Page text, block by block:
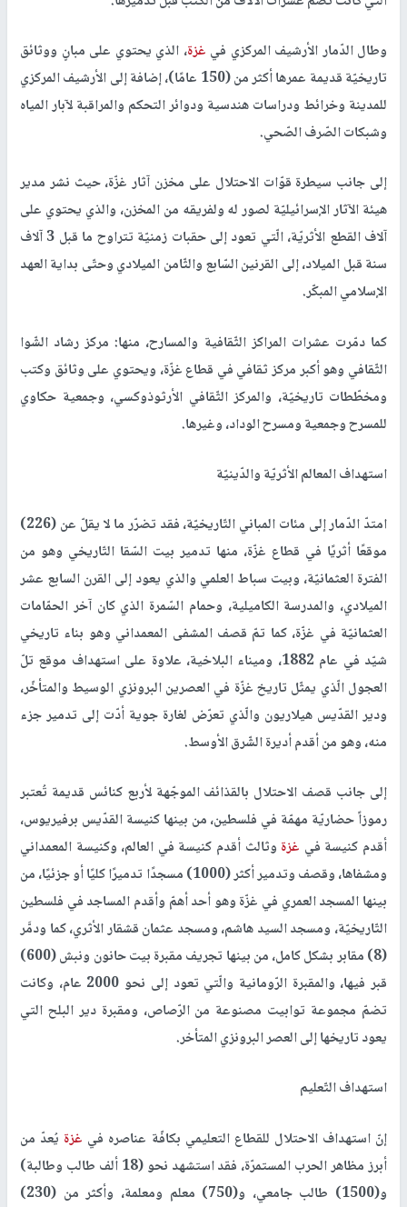
وطال الدّمار الأرشيف المركزي في غزة، الذي يحتوي على مبانٍ ووثائق
تاريخيّة قديمة عمرها أكثر من (150 عامًا)، إضافة إلى الأرشيف المركزي
للمدينة وخرائط ودراسات هندسية ودوائر التحكم والمراقبة لآبار المياه
وشبكات الصّرف الصّحي.
إلى جانب سيطرة قوّات الاحتلال على مخزن آثار غزّة، حيث نشر مدير
هيئة الآثار الإسرائيليّة لصور له ولفريقه من المخزن، والذي يحتوي على
آلاف القطع الأثريّة، الّتي تعود إلى حقبات زمنيّة تتراوح ما قبل 3 آلاف
سنة قبل الميلاد، إلى القرنين السّابع والثّامن الميلادي وحتّى بداية العهد
الإسلامي المبكّر.
كما دمّرت عشرات المراكز الثّقافية والمسارح، منها: مركز رشاد الشّوا
الثّقافي وهو أكبر مركز ثقافي في قطاع غزّة، ويحتوي على وثائق وكتب
ومخطّطات تاريخيّة، والمركز الثّقافي الأرثوذوكسي، وجمعية حكاوي
للمسرح وجمعية ومسرح الوداد، وغيرها.
استهداف المعالم الأثريّة والدّينيّة
امتدّ الدّمار إلى مئات المباني التّاريخيّة، فقد تضرّر ما لا يقلّ عن (226)
موقعًا أثريًا في قطاع غزّة، منها تدمير بيت السّقا التّاريخي وهو من
الفترة العثمانيّة، وبيت سباط العلمي والذي يعود إلى القرن السابع عشر
الميلادي، والمدرسة الكاميلية، وحمام السّمرة الذي كان آخر الحمّامات
العثمانيّة في غزّة، كما تمّ قصف المشفى المعمداني وهو بناء تاريخي
شيّد في عام 1882، وميناء البلاخية، علاوة على استهداف موقع تلّ
العجول الّذي يمثّل تاريخ غزّة في العصرين البرونزي الوسيط والمتأخّر،
ودير القدّيس هيلاريون والّذي تعرّض لغارة جوية أدّت إلى تدمير جزء
منه، وهو من أقدم أديرة الشّرق الأوسط.
إلى جانب قصف الاحتلال بالقذائف الموجّهة لأربع كنائس قديمة تُعتبر
رموزاً حضاريّة مهمّة في فلسطين، من بينها كنيسة القدّيس برفيريوس،
أقدم كنيسة في غزة وثالث أقدم كنيسة في العالم، وكنيسة المعمداني
ومشفاها، وقصف وتدمير أكثر (1000) مسجدًا تدميرًا كليًا أو جزئيًا، من
بينها المسجد العمري في غزّة وهو أحد أهمّ وأقدم المساجد في فلسطين
التّاريخيّة، ومسجد السيد هاشم، ومسجد عثمان قشقار الأثري، كما ودمَّر
(8) مقابر بشكل كامل، من بينها تجريف مقبرة بيت حانون ونبش (600)
قبر فيها، والمقبرة الرّومانية والّتي تعود إلى نحو 2000 عام، وكانت
تضمّ مجموعة توابيت مصنوعة من الرّصاص، ومقبرة دير البلح التي
يعود تاريخها إلى العصر البرونزي المتأخر.
استهداف التّعليم
إنّ استهداف الاحتلال للقطاع التعليمي بكافّة عناصره في غزة يُعدّ من
أبرز مظاهر الحرب المستمرّة، فقد استشهد نحو (18 ألف طالب وطالبة)
و(1500) طالب جامعي، و(750) معلم ومعلمة، وأكثر من (230)